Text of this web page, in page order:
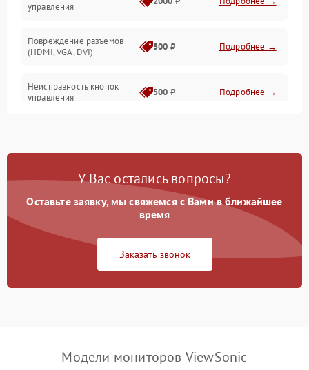
управления
Повреждение разъемов
(HDMI, VGA, DVI)
500 ₽ Подробнее →
Неисправность кнопок
управления
500 ₽ Подробнее →
питания
Подробнее →
защиты от перегрузок
1000 ₽ Подробнее →
1000 ₽
У Вас остались вопросы?
Оставьте заявку, мы свяжемся с Вами в ближайшее
время
Заказать звонок
Модели мониторов ViewSonic